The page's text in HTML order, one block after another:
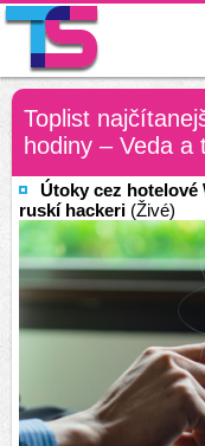
Toplist
hodiny – Veda a
Útoky cez
ruskí hackeri (Živé)